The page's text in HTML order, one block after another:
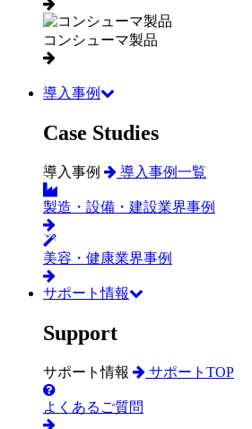
コンシューマ製品
導入事例
Case Studies
導入事例 導入事例一覧
製造・設備・建設業界事例
美容・健康業界事例
サポート情報
Support
サポート情報 サポートTOP
よくあるご質問